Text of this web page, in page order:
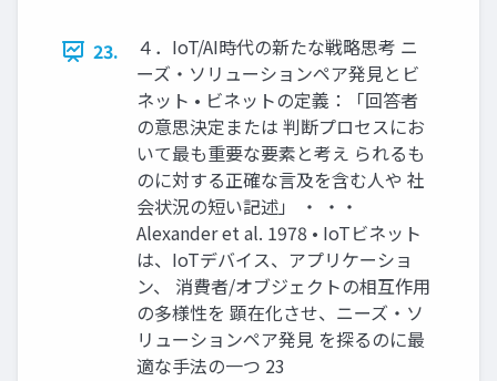
23.
４．IoT/AI時代の新たな戦略思考 ニ
ーズ・ソリューションペア発見とビ
ネット • ビネットの定義：「回答者
の意思決定または 判断プロセスにお
いて最も重要な要素と考え られるも
のに対する正確な言及を含む人や 社
会状況の短い記述」 ・ ・・
Alexander et al. 1978 • IoTビネット
は、IoTデバイス、アプリケーショ
ン、 消費者/オブジェクトの相互作用
の多様性を 顕在化させ、ニーズ・ソ
リューションペア発見 を探るのに最
適な手法の一つ 23